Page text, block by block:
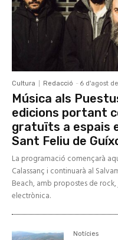
Cultura Redacció - 6 d'agost
Música als
edicions portant
gratuïts a espais
Sant Feliu de
La programació començarà
Calassanç i continuarà al
Beach, amb propostes de
electrònica.
Notícies